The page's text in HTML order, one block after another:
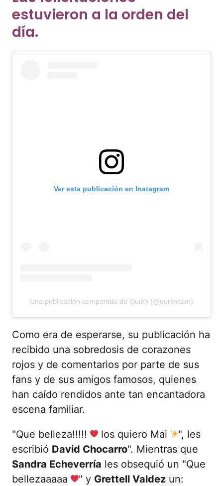
estuvieron a la orden del
día.
Ver esta publicación en Instagram
Una publicación compartida de Quién (@quiencom)
Como era de esperarse, su publicación ha
recibido una sobredosis de corazones
rojos y de comentarios por parte de sus
fans y de sus amigos famosos, quienes
han caído rendidos ante tan encantadora
escena familiar.
"Que belleza!!!!! los quiero Mai
", les
escribió David Chocarro". Mientras que
Sandra Echeverría les obsequió un "Que
bellezaaaaa
" y Grettell Valdez un: